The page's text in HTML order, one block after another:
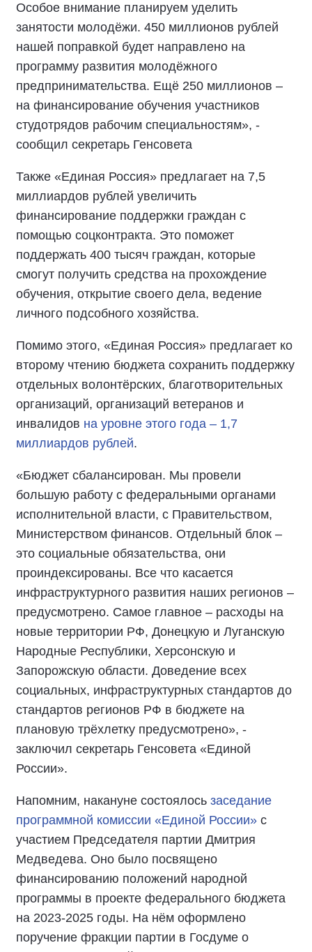
Особое внимание планируем уделить
занятости молодёжи. 450 миллионов рублей
нашей поправкой будет направлено на
программу развития молодёжного
предпринимательства. Ещё 250 миллионов –
на финансирование обучения участников
студотрядов рабочим специальностям», -
сообщил секретарь Генсовета
Также «Единая Россия» предлагает на 7,5
миллиардов рублей увеличить
финансирование поддержки граждан с
помощью соцконтракта. Это поможет
поддержать 400 тысяч граждан, которые
смогут получить средства на прохождение
обучения, открытие своего дела, ведение
личного подсобного хозяйства.
Помимо этого, «Единая Россия» предлагает ко
второму чтению бюджета сохранить поддержку
отдельных волонтёрских, благотворительных
организаций, организаций ветеранов и
инвалидов на уровне этого года – 1,7
миллиардов рублей.
«Бюджет сбалансирован. Мы провели
большую работу с федеральными органами
исполнительной власти, с Правительством,
Министерством финансов. Отдельный блок –
это социальные обязательства, они
проиндексированы. Все что касается
инфраструктурного развития наших регионов –
предусмотрено. Самое главное – расходы на
новые территории РФ, Донецкую и Луганскую
Народные Республики, Херсонскую и
Запорожскую области. Доведение всех
социальных, инфраструктурных стандартов до
стандартов регионов РФ в бюджете на
плановую трёхлетку предусмотрено», -
заключил секретарь Генсовета «Единой
России».
Напомним, накануне состоялось заседание
программной комиссии «Единой России» с
участием Председателя партии Дмитрия
Медведева. Оно было посвящено
финансированию положений народной
программы в проекте федерального бюджета
на 2023-2025 годы. На нём оформлено
поручение фракции партии в Госдуме о